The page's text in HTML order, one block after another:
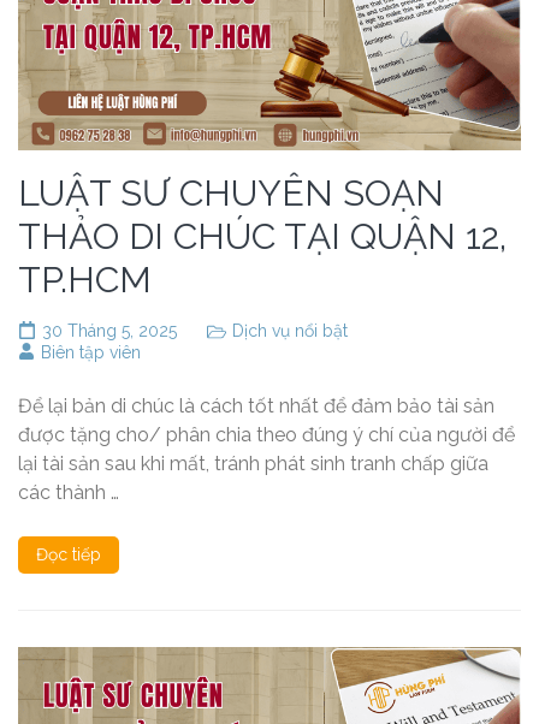
LUẬT SƯ CHUYÊN SOẠN
THẢO DI CHÚC TẠI QUẬN 12,
TP.HCM
30 Tháng 5, 2025
Dịch vụ nổi bật
Biên tập viên
Để lại bản di chúc là cách tốt nhất để đảm bảo tài sản
được tặng cho/ phân chia theo đúng ý chí của người để
lại tài sản sau khi mất, tránh phát sinh tranh chấp giữa
các thành …
Đọc tiếp